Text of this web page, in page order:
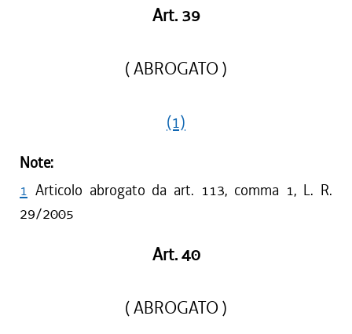
Art. 39
( ABROGATO )
(1)
Note:
1 Articolo abrogato da art. 113, comma 1, L. R.
29/2005
Art. 40
( ABROGATO )